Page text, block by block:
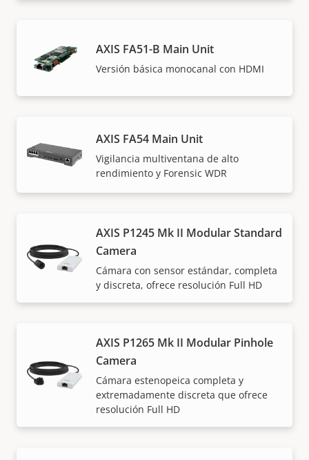
AXIS FA51-B Main Unit
Versión básica monocanal con HDMI
AXIS FA54 Main Unit
Vigilancia multiventana de alto
rendimiento y Forensic WDR
AXIS P1245 Mk II Modular Standard
Camera
Cámara con sensor estándar, completa
y discreta, ofrece resolución Full HD
AXIS P1265 Mk II Modular Pinhole
Camera
Cámara estenopeica completa y
extremadamente discreta que ofrece
resolución Full HD